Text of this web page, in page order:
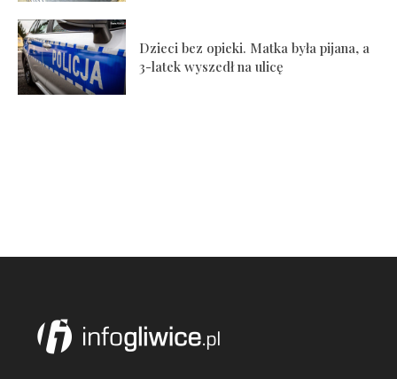
Dzieci bez opieki. Matka była pijana, a
3-latek wyszedł na ulicę